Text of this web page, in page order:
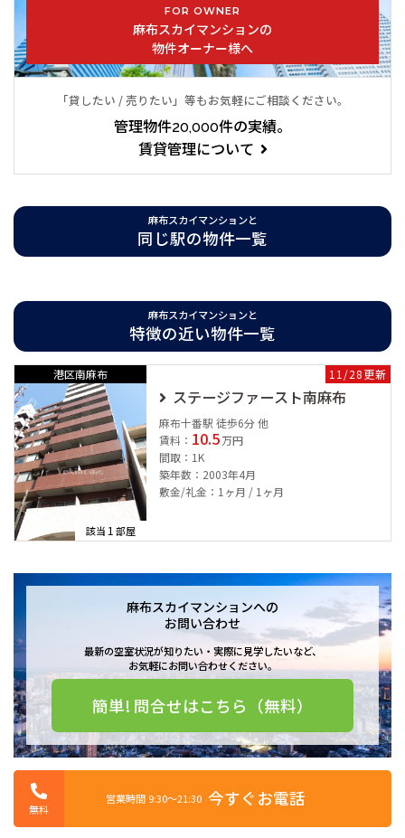
港区南麻布3丁目に佇む麻布スカイマンション
東京メトロ南北線「白金高輪駅」徒歩9分
都営三田線「白金高輪駅」徒歩9分
東京メトロ日比谷線「広尾駅」徒歩15分
東京メトロ南北線「麻布十番駅」徒歩20分
都営大江戸線「麻布十番駅」徒歩20分
麻布スカイマンションは0年0月築の分譲賃貸マンションです。
港区で長い間営業し、港区とともに成長してきたユウキホームが自信
をもってご紹介できる物件です。
三田線など全部で5路線が使えて、交通の便が非常に良いです。駐車場
がありますので、敷地内に自家用車を停められます。敷地内にごみ置
き場がありますので、いつでもごみを捨てられます。ケーブルテレビ
が見られます。
FOR OWNER
麻布スカイマンションの
物件オーナー様へ
「貸したい / 売りたい」等もお気軽にご相談ください。
管理物件20,000件の実績。
賃貸管理について
麻布スカイマンションと
同じ駅の物件一覧
麻布スカイマンションと
特徴の近い物件一覧
港区南麻布 11/28更新
該当1部屋
ステージファースト南麻布
麻布十番駅 徒歩6分 他
賃料： 10.5 万円
間取：1K
築年数：2003年4月
敷金/礼金：1ヶ月 / 1ヶ月
麻布スカイマンションへの
お問い合わせ
最新の空室状況が知りたい・実際に見学したいなど、
お気軽にお問い合わせください。
簡単! 問合せはこちら（無料）
無料
営業時間 9:30〜21:30 今すぐお電話